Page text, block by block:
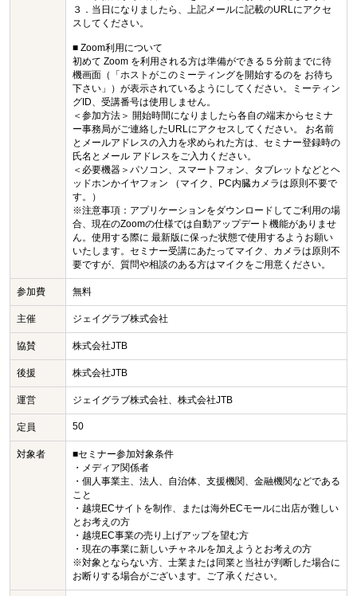
３．当日になりましたら、上記メールに記載のURLにアクセ
スしてください。
■ Zoom利用について
初めて Zoom を利用される方は準備ができる５分前までに待
機画面（「ホストがこのミーティングを開始するのを お待ち
下さい」）が表示されているようにしてください。ミーティン
グID、受講番号は使用しません。
＜参加方法＞ 開始時間になりましたら各自の端末からセミナ
ー事務局がご連絡したURLにアクセスしてください。 お名前
とメールアドレスの入力を求められた方は、セミナー登録時の
氏名とメール アドレスをご入力ください。
＜必要機器＞パソコン、スマートフォン、タブレットなどとヘ
ッドホンかイヤフォン （マイク、PC内臓カメラは原則不要で
す。）
※注意事項：アプリケーションをダウンロードしてご利用の場
合、現在のZoomの仕様では自動アップデート機能がありませ
ん。使用する際に 最新版に保った状態で使用するようお願い
いたします。セミナー受講にあたってマイク、カメラは原則不
要ですが、質問や相談のある方はマイクをご用意ください。
参加費 無料
主催 ジェイグラブ株式会社
協賛 株式会社JTB
後援 株式会社JTB
運営 ジェイグラブ株式会社、株式会社JTB
定員 50
対象者
■セミナー参加対象条件
・メディア関係者
・個人事業主、法人、自治体、支援機関、金融機関などである
こと
・越境ECサイトを制作、または海外ECモールに出店が難しい
とお考えの方
・越境EC事業の売り上げアップを望む方
・現在の事業に新しいチャネルを加えようとお考えの方
※対象とならない方、士業または同業と当社が判断した場合に
お断りする場合がございます。ご了承ください。